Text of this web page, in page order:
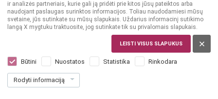
ir analizės partneriais, kurie gali ją pridėti prie kitos jūsų pateiktos arba
naudojant paslaugas surinktos informacijos. Toliau naudodamiesi mūsų
svetaine, jūs sutinkate su mūsų slapukais. Uždarius informacinį sutikimo
langą X mygtuku traktuosite, jog sutinkate tik su privalomais slapukais.
LEISTI VISUS SLAPUKUS
Būtini Nuostatos Statistika Rinkodara
Rodyti informaciją
Duchesse Valentine Bordeaux AOP 0,75
L
Dar nėra balsų, galite įvertinti